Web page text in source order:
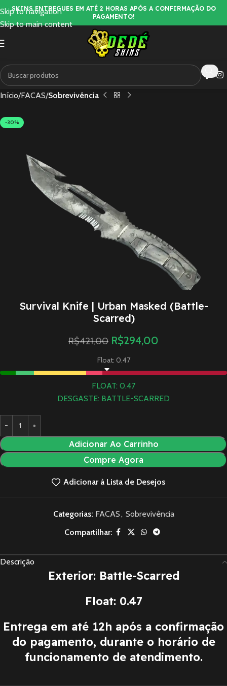
Skip to navigation
Skip to main content
SKINS ENTREGUES EM ATÉ 2 HORAS APÓS A CONFIRMAÇÃO DO
PAGAMENTO!
Início FACAS Sobrevivência
-30%
Survival Knife | Urban Masked (Battle-
Scarred)
R$421,00 R$294,00
Float: 0.47
FLOAT: 0.47
DESGASTE: BATTLE-SCARRED
Adicionar Ao Carrinho
Compre Agora
Adicionar à Lista de Desejos
Categorias: FACAS, Sobrevivência
Compartilhar:
Descrição
Exterior: Battle-Scarred
Float: 0.47
Entrega em até 12h após a confirmação
do pagamento, durante o horário de
funcionamento de atendimento.